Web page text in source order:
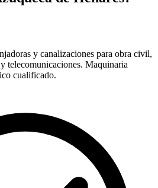
y canalizaciones para obra civil,
telecomunicaciones. Maquinaria
cualificado.